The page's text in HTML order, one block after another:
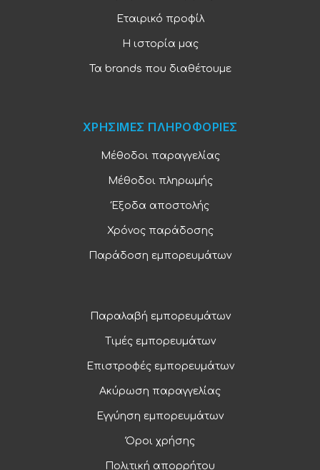
Εταιρικό προφίλ
Η ιστορία μας
Τα brands που διαθέτουμε
ΧΡΗΣΙΜΕΣ ΠΛΗΡΟΦΟΡΙΕΣ
Μέθοδοι παραγγελίας
Μέθοδοι πληρωμής
Έξοδα αποστολής
Χρόνος παράδοσης
Παράδοση εμπορευμάτων
Παραλαβή εμπορευμάτων
Τιμές εμπορευμάτων
Επιστροφές εμπορευμάτων
Ακύρωση παραγγελίας
Εγγύηση εμπορευμάτων
Όροι χρήσης
Πολιτική απορρήτου